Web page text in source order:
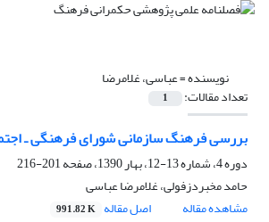
نویسنده =عباسی، غلامرضا
تعداد مقالات: 1
بررسی فرهنگ سازمانی شورای فرهنگی ـ
دوره 4، شماره 13-12، بهار 1390، صفحه
201-216
حامد مخبردزفولی، غلامرضا عباسی
مشاهده مقاله
اصل مقاله 991.82 K